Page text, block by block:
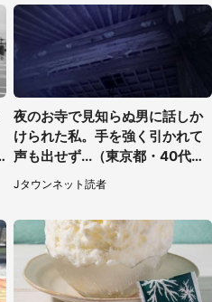
夜のお寺で見知らぬ男に話しか
けられた私。手を強く引かれて
声も出せず...（東京都・40代女
Jタウンネット読者